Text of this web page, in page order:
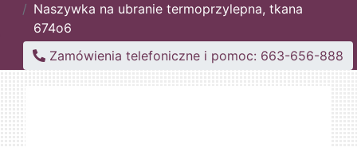
Naszywka na ubranie termoprzylepna, tkana
674o6
Zamówienia telefoniczne i pomoc: 663-656-888